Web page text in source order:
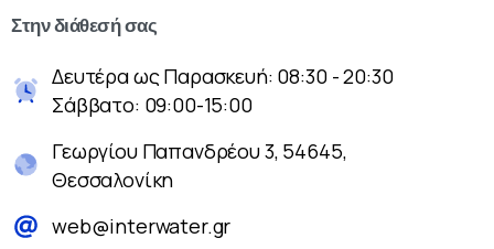
Στηνδιάθεσήσας
Δευτέρα ως Παρασκευή: 08:30 - 20:30
Σάββατο: 09:00-15:00
Γεωργίου Παπανδρέου 3, 54645,
Θεσσαλονίκη
web@interwater.gr